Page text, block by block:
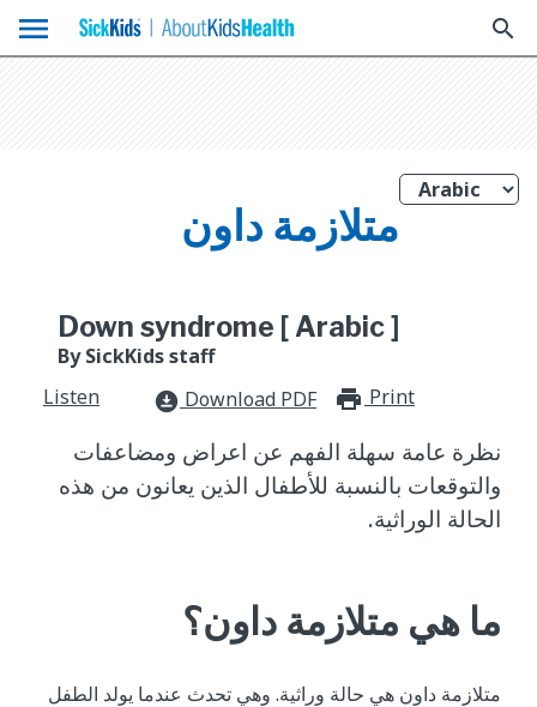
menu search
متلازمة داون
Down syndrome [ Arabic ]
By SickKids staff
Listen
download_for_offline Download PDF Print
نظرة عامة سهلة الفهم عن اعراض ومضاعفات
والتوقعات بالنسبة للأطفال الذين يعانون من هذه
الحالة الوراثية.
ما هي متلازمة داون؟
متلازمة داون هي حالة وراثية. وهي تحدث عندما يولد الطفل